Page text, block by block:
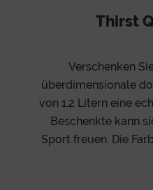
Thirst
Verschenken
überdimensionale
von 1,2 Litern eine
Beschenkte kann
Sport freuen. Die